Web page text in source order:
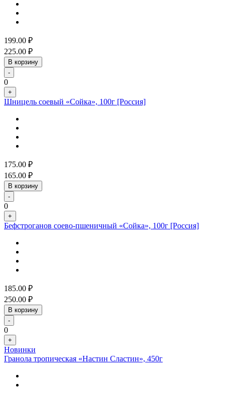
199.00 ₽
225.00 ₽
В корзину
-
0
+
Шницель соевый «Сойка», 100г [Россия]
175.00 ₽
165.00 ₽
В корзину
-
0
+
Бефстроганов соево-пшеничный «Сойка», 100г [Россия]
185.00 ₽
250.00 ₽
В корзину
-
0
+
Новинки
Гранола тропическая «Настин Сластин», 450г